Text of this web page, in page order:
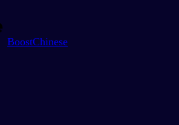
BoostChinese